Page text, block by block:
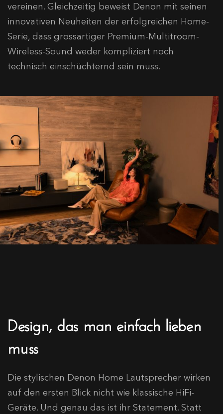
vereinen. Gleichzeitig beweist Denon mit seinen
innovativen Neuheiten der erfolgreichen Home-
Serie, dass grossartiger Premium-Multitroom-
Wireless-Sound weder kompliziert noch
technisch einschüchternd sein muss.
Design, das man einfach lieben
muss
Die stylischen Denon Home Lautsprecher wirken
auf den ersten Blick nicht wie klassische HiFi-
Geräte. Und genau das ist ihr Statement. Statt